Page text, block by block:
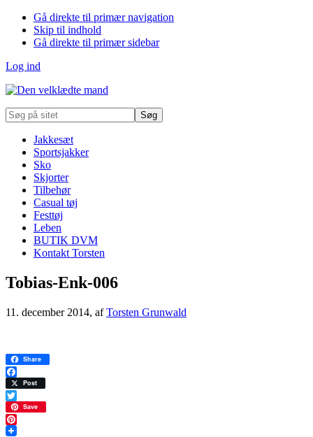
Gå direkte til primær navigation
Skip til indhold
Gå direkte til primær sidebar
Log ind
Søg
på
Jakkesæt
Sportsjakker
Sko
Skjorter
Tilbehør
Casual tøj
Festtøj
Leben
BUTIK DVM
Kontakt Torsten
Tobias-Enk-006
11. december 2014, afTorsten Grunwald
Share
Facebook
Post
Twitter
Save
Pinterest